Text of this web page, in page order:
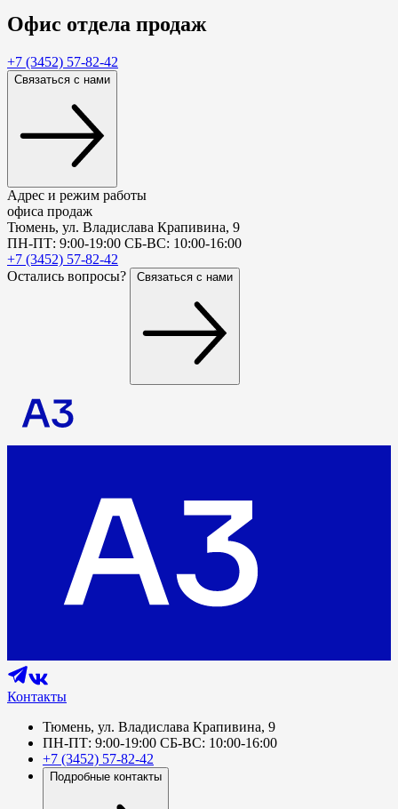
Офис отдела продаж
+7 (3452) 57-82-42
Связаться с нами
Адрес и режим работы
офиса продаж
Тюмень, ул. Владислава Крапивина, 9
ПН-ПТ: 9:00-19:00 СБ-ВС: 10:00-16:00
+7 (3452) 57-82-42
Остались вопросы?
Связаться с нами
Контакты
Тюмень, ул. Владислава Крапивина, 9
ПН-ПТ: 9:00-19:00 СБ-ВС: 10:00-16:00
+7 (3452) 57-82-42
Подробные контакты